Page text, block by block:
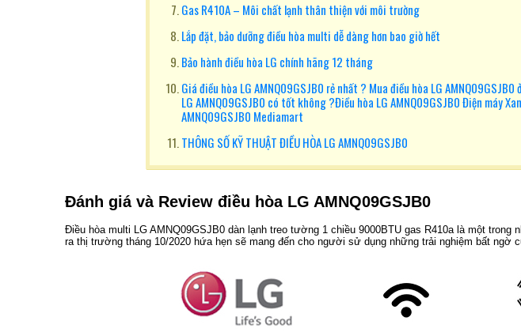
Gas R410A – Môi chất lạnh thân thiện với môi trường
Lắp đặt, bảo dưỡng điều hòa multi dễ dàng hơn bao giờ hết
Bảo hành điều hòa LG chính hãng 12 tháng
Giá điều hòa LG AMNQ09GSJB0 rẻ nhất ? Mua điều hòa LG
LG AMNQ09GSJB0 có tốt không ?Điều hòa LG AMNQ09GSJB0 Điện máy
AMNQ09GSJB0 Mediamart
THÔNG SỐ KỸ THUẬT ĐIỀU HÒA LG AMNQ09GSJB0
Đánh giá và Review điều hòa LG AMNQ09GSJB0
Điều hòa multi LG AMNQ09GSJB0 dàn lạnh treo tường 1 chiều 9000BTU gas R410a là một trong
ra thị trường tháng 10/2020 hứa hẹn sẽ mang đến cho người sử dụng những trải nghiệm bất ngờ